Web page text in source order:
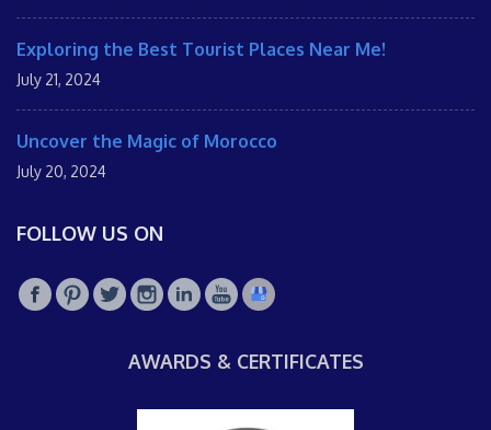
Exploring the Best Tourist Places Near Me!
July 21, 2024
Uncover the Magic of Morocco
July 20, 2024
FOLLOW US ON
AWARDS & CERTIFICATES